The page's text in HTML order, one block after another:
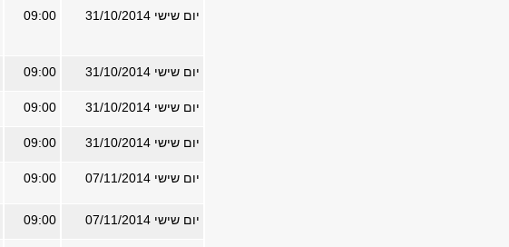
יום שישי 31/10/2014 09:00
יום שישי 31/10/2014
09:00
יום שישי 31/10/2014 09:00
יום שישי 31/10/2014 09:00
יום שישי 07/11/2014 09:00
יום שישי 07/11/2014 09:00